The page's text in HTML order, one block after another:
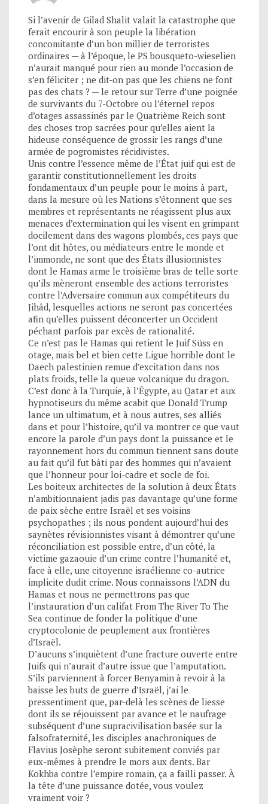
Si l’avenir de Gilad Shalit valait la catastrophe que
ferait encourir à son peuple la libération
concomitante d’un bon millier de terroristes
ordinaires — à l’époque, le PS bousqueto-wieselien
n’aurait manqué pour rien au monde l’occasion de
s’en féliciter ; ne dit-on pas que les chiens ne font
pas des chats ? — le retour sur Terre d’une poignée
de survivants du 7-Octobre ou l’éternel repos
d’otages assassinés par le Quatrième Reich sont
des choses trop sacrées pour qu’elles aient la
hideuse conséquence de grossir les rangs d’une
armée de pogromistes récidivistes.
Unis contre l’essence même de l’État juif qui est de
garantir constitutionnellement les droits
fondamentaux d’un peuple pour le moins à part,
dans la mesure où les Nations s’étonnent que ses
membres et représentants ne réagissent plus aux
menaces d’extermination qui les visent en grimpant
docilement dans des wagons plombés, ces pays que
l’ont dit hôtes, ou médiateurs entre le monde et
l’immonde, ne sont que des États illusionnistes
dont le Hamas arme le troisième bras de telle sorte
qu’ils mèneront ensemble des actions terroristes
contre l’Adversaire commun aux compétiteurs du
Jihâd, lesquelles actions ne seront pas concertées
afin qu’elles puissent déconcerter un Occident
péchant parfois par excès de rationalité.
Ce n’est pas le Hamas qui retient le Juif Süss en
otage, mais bel et bien cette Ligue horrible dont le
Daech palestinien remue d’excitation dans nos
plats froids, telle la queue volcanique du dragon.
C’est donc à la Turquie, à l’Égypte, au Qatar et aux
hypnotiseurs du même acabit que Donald Trump
lance un ultimatum, et à nous autres, ses alliés
dans et pour l’histoire, qu’il va montrer ce que vaut
encore la parole d’un pays dont la puissance et le
rayonnement hors du commun tiennent sans doute
au fait qu’il fut bâti par des hommes qui n’avaient
que l’honneur pour loi-cadre et socle de foi.
Les boiteux architectes de la solution à deux États
n’ambitionnaient jadis pas davantage qu’une forme
de paix sèche entre Israël et ses voisins
psychopathes ; ils nous pondent aujourd’hui des
saynètes révisionnistes visant à démontrer qu’une
réconciliation est possible entre, d’un côté, la
victime gazaouie d’un crime contre l’humanité et,
face à elle, une citoyenne israélienne co-autrice
implicite dudit crime. Nous connaissons l’ADN du
Hamas et nous ne permettrons pas que
l’instauration d’un califat From The River To The
Sea continue de fonder la politique d’une
cryptocolonie de peuplement aux frontières
d’Israël.
D’aucuns s’inquiètent d’une fracture ouverte entre
Juifs qui n’aurait d’autre issue que l’amputation.
S’ils parviennent à forcer Benyamin à revoir à la
baisse les buts de guerre d’Israël, j’ai le
pressentiment que, par-delà les scènes de liesse
dont ils se réjouissent par avance et le naufrage
subséquent d’une supracivilisation basée sur la
falsofraternité, les disciples anachroniques de
Flavius Josèphe seront subitement conviés par
eux-mêmes à prendre le mors aux dents. Bar
Kokhba contre l’empire romain, ça a failli passer. À
la tête d’une puissance dotée, vous voulez
vraiment voir ?